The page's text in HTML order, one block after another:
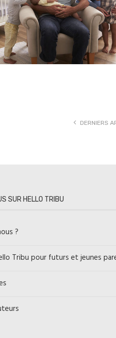
DERNIERS
SUR HELLO TRIBU
?
Tribu pour futurs et jeunes